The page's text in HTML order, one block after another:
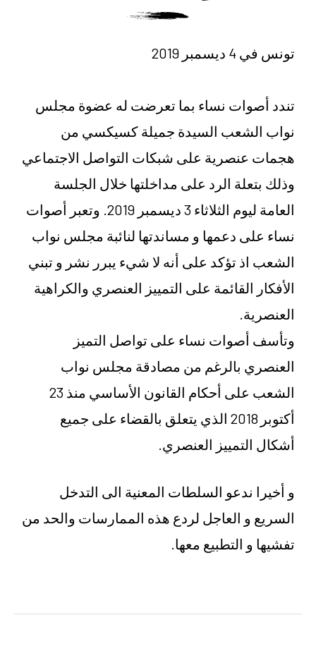
تونس في 4 ديسمبر 2019
تندد أصوات نساء بما تعرضت له عضوة مجلس
نواب الشعب السيدة جميلة كسيكسي من
هجمات عنصرية على شبكات التواصل الاجتماعي
وذلك بتعلة الرد على مداخلتها خلال الجلسة
العامة ليوم الثلاثاء 3 ديسمبر 2019. وتعبر أصوات
نساء على دعمها و مساندتها لنائبة مجلس نواب
الشعب اذ تؤكد على أنه لا شيء يبرر نشر و تبني
الأفكار القائمة على التمييز العنصري والكراهية
العنصرية.
وتأسف أصوات نساء على تواصل التميز
العنصري بالرغم من مصادقة مجلس نواب
الشعب على أحكام القانون الأساسي منذ 23
أكتوبر 2018 الذي يتعلق بالقضاء على جميع
أشكال التمييز العنصري.
و أخيرا ندعو السلطات المعنية الى التدخل
السريع و العاجل لردع هذه الممارسات والحد من
تفشيها و التطبيع معها.